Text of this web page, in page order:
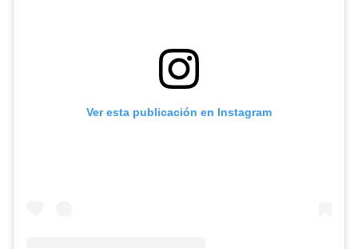
Ver esta publicación en Instagram